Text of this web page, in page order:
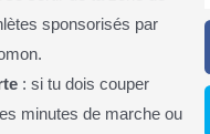
sponsorisés par
: si tu dois couper
minutes de marche ou